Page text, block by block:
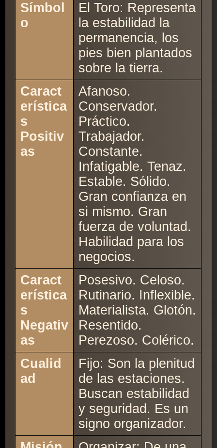
Símbol
o
El Toro: Representa
la estabilidad la
permanencia, los
pies bien plantados
sobre la tierra.
Caract
erística
s
Positiv
as
Afanoso.
Conservador.
Práctico.
Trabajador.
Constante.
Infatigable. Tenaz.
Estable. Sólido.
Gran confianza en
si mismo. Gran
fuerza de voluntad.
Habilidad para los
negocios.
Caract
erística
s
Negativ
as
Posesivo. Celoso.
Rutinario. Inflexible.
Materialista. Glotón.
Resentido.
Perezoso. Colérico.
Cualid
ad
Fijo: Son la plenitud
de las estaciones.
Buscan estabilidad
y seguridad. Es un
signo organizador.